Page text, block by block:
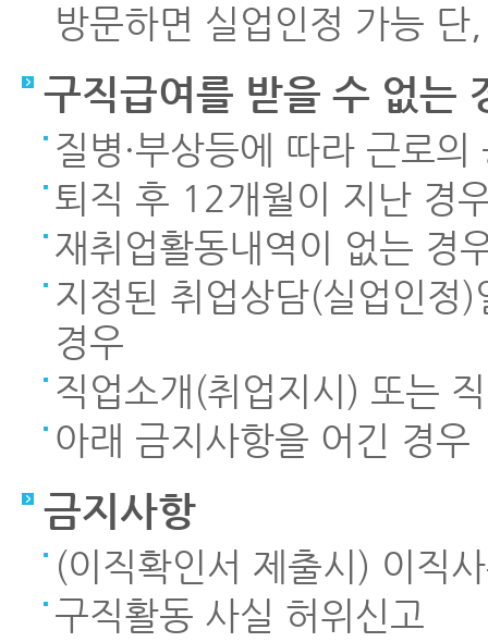
방문하면 실업인정 가능
구직급여를 받을 수 없는
질병·부상등에 따라 근로
퇴직 후 12개월이 지난 경
재취업활동내역이 없는 경
지정된 취업상담(실업인정
경우
직업소개(취업지시) 또는
아래 금지사항을 어긴 경우
금지사항
(이직확인서 제출시) 이직
구직활동 사실 허위신고